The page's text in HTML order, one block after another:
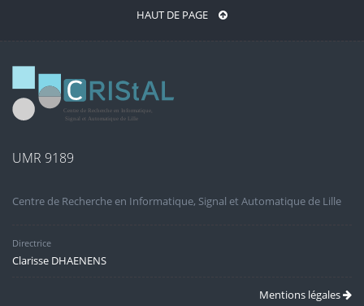
HAUT DE PAGE
UMR 9189
Centre de Recherche en Informatique, Signal et Automatique de Lille
Directrice
Clarisse DHAENENS
Mentions légales